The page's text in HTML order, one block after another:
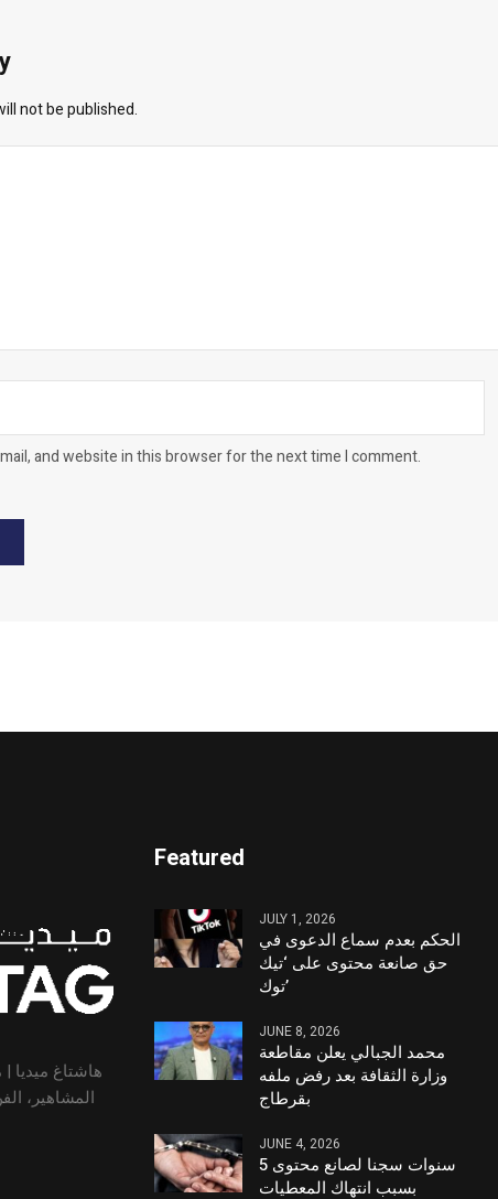
not be published.
and website in this browser for the next time I comment.
هاشتاغ ميديا |
المشاهير،
Featured
JULY 1, 2026
الحكم بعدم سماع الدعوى في
حق صانعة محتوى على ‘تيك
توك’
JUNE 8, 2026
محمد الجبالي يعلن مقاطعة
وزارة الثقافة بعد رفض ملفه
بقرطاج
JUNE 4, 2026
5 سنوات سجنا لصانع محتوى
بسبب انتهاك المعطيات